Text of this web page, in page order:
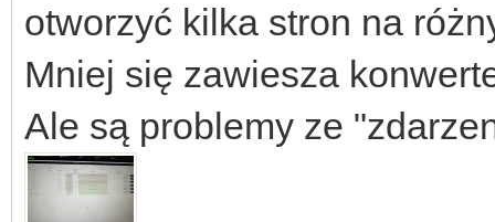
otworzyć kilka stron na
Mniej się zawiesza
Ale są problemy ze